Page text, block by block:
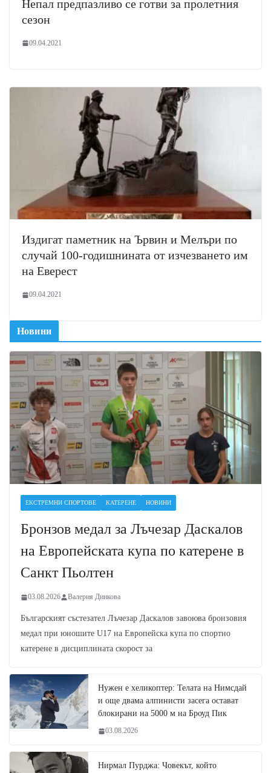
Непал предпазливо се готви за пролетния
сезон
09.04.2021
Издигат паметник на Ървин и Мелъри по
случай 100-годишнината от изчезването им
на Еверест
09.04.2021
Новини
ЕКСТРЕМНИ СПОРТОВЕ КАТЕРЕНЕ НОВИНИ
Бронзов медал за Лъчезар Даскалов
на Европейската купа по катерене в
Санкт Пьолтен
03.08.2026 Валерия Динкова
Българският състезател Лъчезар Даскалов завоюва бронзовия
медал при юношите U17 на Европейска купа по спортно
катерене в дисциплината скорост за
Нужен е хеликоптер: Телата на Нимсдай
и още двама алпинисти засега остават
блокирани на 5000 м на Броуд Пик
03.08.2026
Нирмал Пурджа: Човекът, който